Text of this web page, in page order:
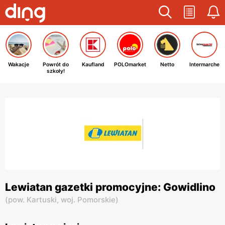
Wakacje
Powrót do
szkoły!
Kaufland POLOmarket Netto Intermarche
Lewiatan gazetki promocyjne: Gowidlino
(pow. Kartuski, woj. Pomorskie)